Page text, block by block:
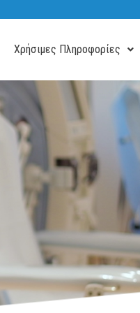
Χρήσιμες Πληροφορίες